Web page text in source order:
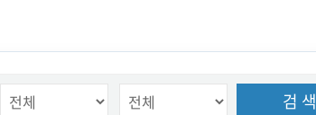
검 색